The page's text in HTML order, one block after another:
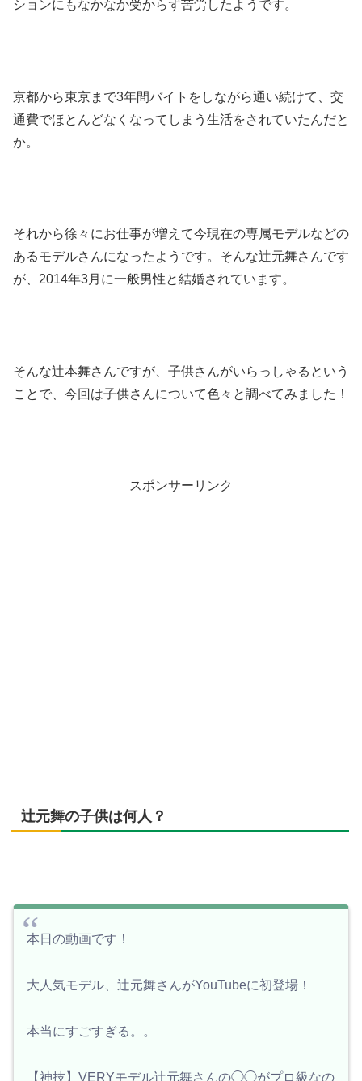
ションにもなかなか受からず苦労したようです。
京都から東京まで3年間バイトをしながら通い続けて、交
通費でほとんどなくなってしまう生活をされていたんだと
か。
それから徐々にお仕事が増えて今現在の専属モデルなどの
あるモデルさんになったようです。そんな辻元舞さんです
が、2014年3月に一般男性と結婚されています。
そんな辻本舞さんですが、子供さんがいらっしゃるという
ことで、今回は子供さんについて色々と調べてみました！
スポンサーリンク
辻元舞の子供は何人？
本日の動画です！
大人気モデル、辻元舞さんがYouTubeに初登場！
本当にすごすぎる。。
【神技】VERYモデル辻元舞さんの◯◯がプロ級なの